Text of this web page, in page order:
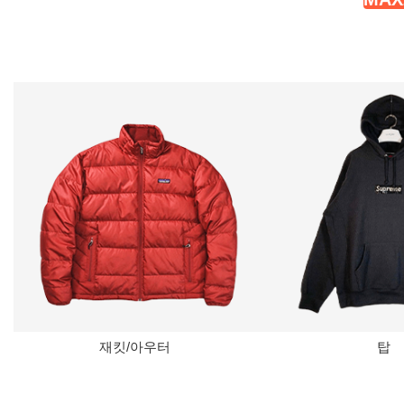
재킷/아우터 탑